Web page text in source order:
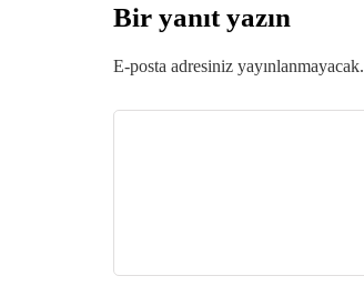
Bir yanıt yazın
E-posta adresiniz yayınlanmayacak.